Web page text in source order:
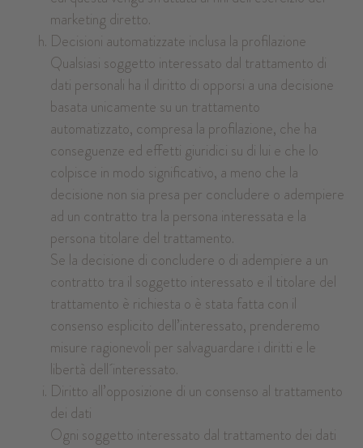
marketing diretto.
Decisioni automatizzate inclusa la profilazione
Qualsiasi soggetto interessato dal trattamento di
dati personali ha il diritto di opporsi a una decisione
basata unicamente su un trattamento
automatizzato, compresa la profilazione, che ha
conseguenze ed effetti giuridici su di lui e che lo
colpisce in modo significativo, a meno che la
decisione non sia presa per concludere o adempiere
ad un contratto tra la persona interessata e la
persona titolare del trattamento.
Se la decisione di concludere o di adempiere a un
contratto tra il soggetto interessato e il titolare del
trattamento è richiesta o è stata fatta con il
consenso esplicito dell’interessato, prenderemo
misure ragionevoli per salvaguardare i diritti e le
libertà dell´interessato.
Diritto all’opposizione di un consenso al trattamento
dei dati
Ogni soggetto interessato dal trattamento dei dati